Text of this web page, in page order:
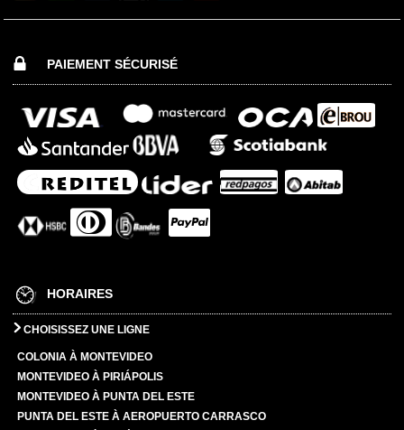
PAIEMENT SÉCURISÉ
HORAIRES
CHOISISSEZ UNE LIGNE
COLONIA À MONTEVIDEO
MONTEVIDEO À PIRIÁPOLIS
MONTEVIDEO À PUNTA DEL ESTE
PUNTA DEL ESTE À AEROPUERTO CARRASCO